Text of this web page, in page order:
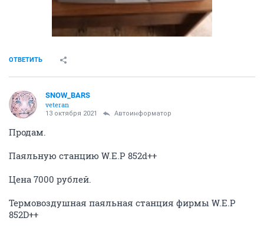
ОТВЕТИТЬ
SNOW_BARS
veteran
13 октября 2021 Автоинформатор
Продам.
Паяльную станцию W.E.P 852d++
Цена 7000 рублей.
Термовоздушная паяльная станция фирмы W.E.P
852D++